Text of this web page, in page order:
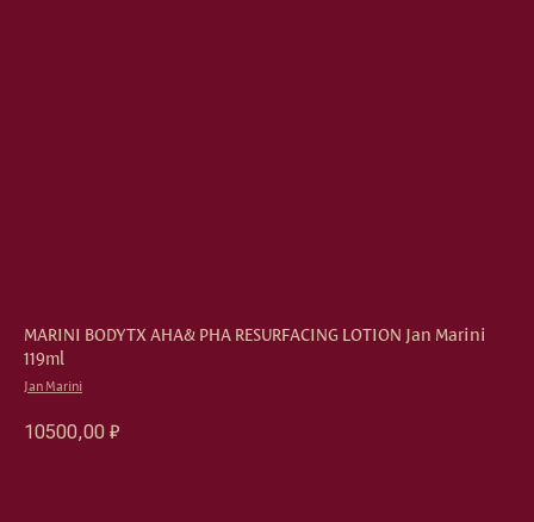
MARINI BODYTX AHA& PHA RESURFACING LOTION Jan Marini
119ml
Jan Marini
10500,00 ₽